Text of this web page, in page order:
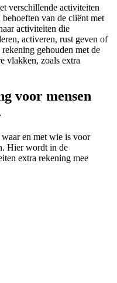
verschillende activiteiten
van de cliënt met
activiteiten die
activeren, rust geven of
gehouden met de
vlakken, zoals extra
voor mensen
en met wie is voor
Hier wordt in de
extra rekening mee